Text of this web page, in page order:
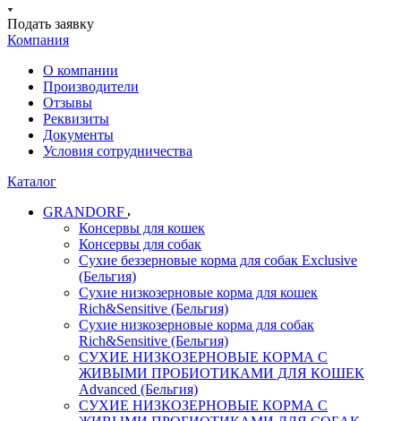
Подать заявку
Компания
О компании
Производители
Отзывы
Реквизиты
Документы
Условия сотрудничества
Каталог
GRANDORF
Консервы для кошек
Консервы для собак
Сухие беззерновые корма для собак Exclusive
(Бельгия)
Сухие низкозерновые корма для кошек
Rich&Sensitive (Бельгия)
Сухие низкозерновые корма для собак
Rich&Sensitive (Бельгия)
СУХИЕ НИЗКОЗЕРНОВЫЕ КОРМА С
ЖИВЫМИ ПРОБИОТИКАМИ ДЛЯ КОШЕК
Advanced (Бельгия)
СУХИЕ НИЗКОЗЕРНОВЫЕ КОРМА С